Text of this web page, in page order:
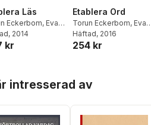
Läs
Eckerbom, Eva
,Eva Bergqvist
,Kristina Norén
, 2014
kr
Etablera Ord
Torun Eckerbom, Eva
Källsäter
Häftad, 2016
254 kr
intresserad av